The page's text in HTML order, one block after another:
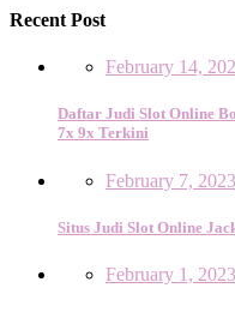
Recent Post
February 14,
Daftar Judi Slot Online
7x 9x Terkini
February 7, 2023
Situs Judi Slot Online
February 1, 2023